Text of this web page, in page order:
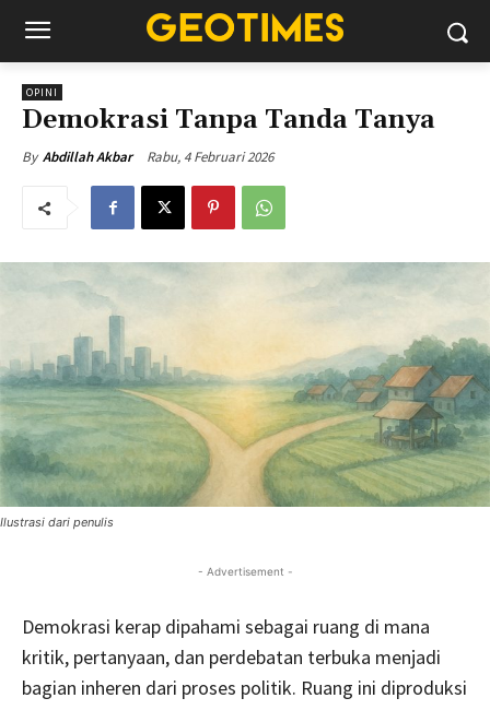
OPINI
Demokrasi Tanpa Tanda Tanya
By Abdillah Akbar Rabu, 4 Februari 2026
Ilustrasi dari penulis
- Advertisement -
Demokrasi kerap dipahami sebagai ruang di mana
kritik, pertanyaan, dan perdebatan terbuka menjadi
bagian inheren dari proses politik. Ruang ini diproduksi